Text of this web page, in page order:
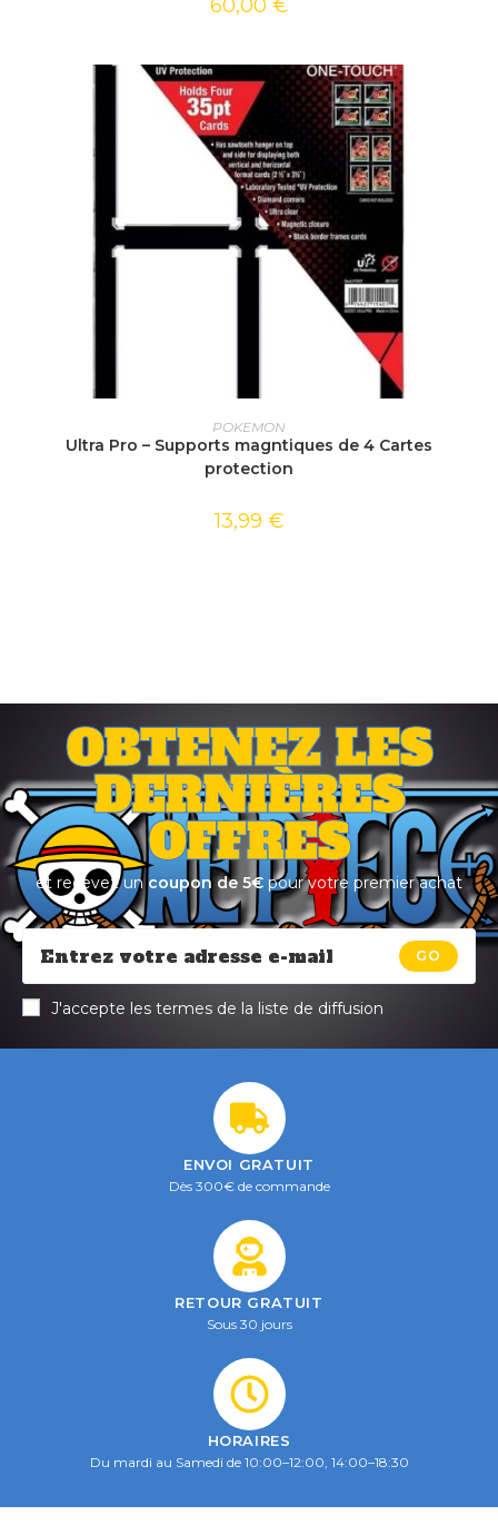
60,00 €
AJOUTER AU PANIER
POKEMON
Ultra Pro – Supports magntiques de 4 Cartes
protection
13,99 €
OBTENEZ LES
DERNIÈRES
OFFRES
et recevez un coupon de 5€ pour votre premier achat
GO
J'accepte les termes de la liste de diffusion
ENVOI GRATUIT
Dès 300€ de commande
RETOUR GRATUIT
Sous 30 jours
HORAIRES
Du mardi au Samedi de 10:00–12:00, 14:00–18:30